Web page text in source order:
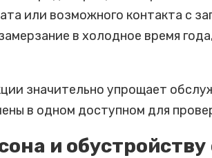
или возможного контакта с
в холодное время
значительно упрощает
в одном доступном для
и